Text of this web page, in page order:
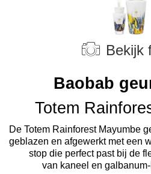
Bekijk
Baobab
Totem
De Totem Rainforest Mayumbe
geblazen en afgewerkt met een
stop die perfect past bij de
van kaneel en